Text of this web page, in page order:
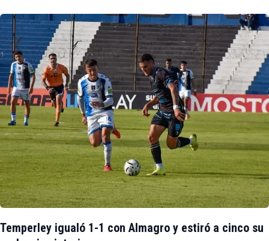
Temperley igualó 1-1 con Almagro y estiró a cinco su